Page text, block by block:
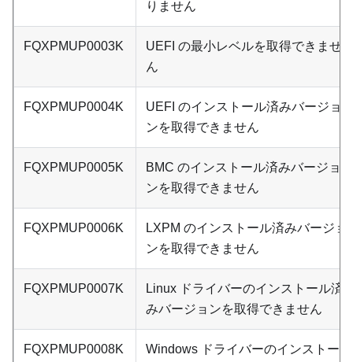
りません
FQXPMUP0003K
UEFI の最小レベルを取得できませ
ん
FQXPMUP0004K
UEFI のインストール済みバージョ
ンを取得できません
FQXPMUP0005K
BMC のインストール済みバージョ
ンを取得できません
FQXPMUP0006K
LXPM のインストール済みバージョ
ンを取得できません
FQXPMUP0007K
Linux ドライバーのインストール済
みバージョンを取得できません
FQXPMUP0008K
Windows ドライバーのインストー